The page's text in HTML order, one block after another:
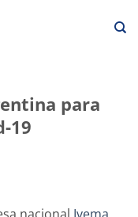
para
19
nacional Ivema